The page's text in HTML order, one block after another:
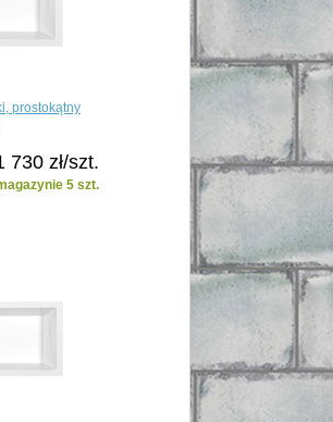
prostokątny
730 zł/szt.
5 szt.